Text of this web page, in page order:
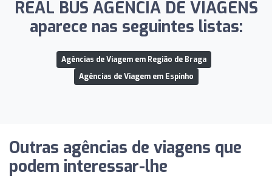
REAL BUS AGÊNCIA DE VIAGENS
aparece nas seguintes listas:
Agências de Viagem em Região de Braga
Agências de Viagem em Espinho
Outras agências de viagens que
podem interessar-lhe